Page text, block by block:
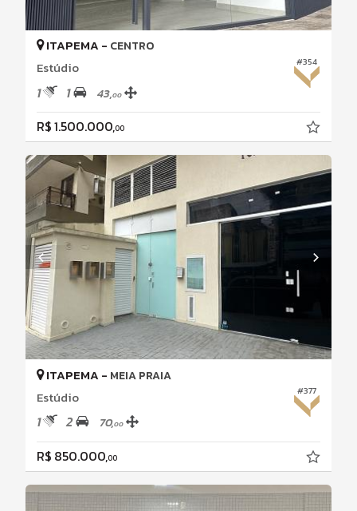
#354
ITAPEMA - CENTRO
Estúdio
1 1 43,00
R$ 1.500.000,00
#377
ITAPEMA - MEIA PRAIA
Estúdio
1 2 70,00
R$ 850.000,00